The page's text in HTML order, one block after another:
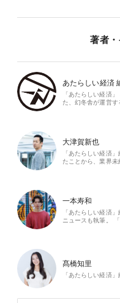
著者
あたらしい経済
「あたらしい経済
た、幻冬舎が運営
大津賀新也
「あたらしい経済
たことから、業界
一本寿和
「あたらしい経済
ニュースも執筆。
髙橋知里
「あたらしい経済